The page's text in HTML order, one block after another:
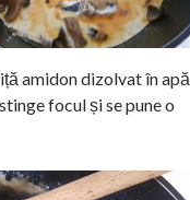
amidon dizolvat în apă
focul și se pune o